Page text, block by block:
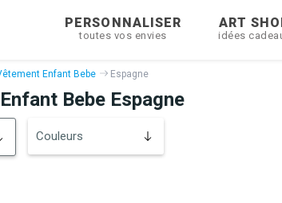
PERSONNALISER
toutes vos envies
ART
idées
Enfant Bebe Espagne
Bebe Espagne
Couleurs